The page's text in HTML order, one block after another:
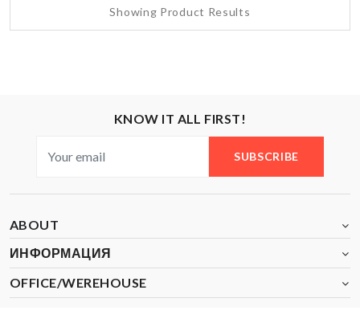
Showing Product Results
KNOW IT ALL FIRST!
SUBSCRIBE
ABOUT
ИНФОРМАЦИЯ
OFFICE/WEREHOUSE